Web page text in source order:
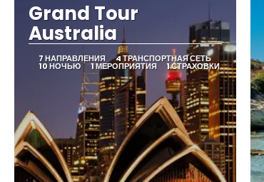
Grand Tour
Australia
7 НАПРАВЛЕНИЯ 4 ТРАНСПОРТНАЯ СЕТЬ
10 НОЧЬЮ 1 МЕРОПРИЯТИЯ 1 СТРАХОВКИ